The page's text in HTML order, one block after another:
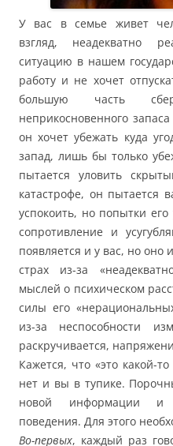
У вас в семье живет
взгляд, неадекватно
ситуацию в нашем
работу и не хочет
большую часть
неприкосновенного
он хочет убежать куда
запад, лишь бы только
пытается уловить
катастрофе, он пытается
успокоить, но попытки
сопротивление и
появляется и у вас, но оно
страх из-за
мыслей о психическом
силы его
из-за неспособности
раскручивается,
Кажется, что «это какой-
нет и вы в тупике.
новой информации и
поведения. Для этого
Во-первых, каждый раз